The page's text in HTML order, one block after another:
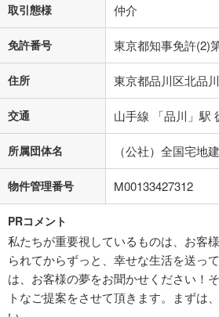
取引態様 仲介
免許番号 東京都知事免許(2)
住所 東京都品川区北品
交通 山手線 「品川」駅
所属団体名 （公社）全国宅地
物件管理番号 M00133427312
PRコメント
私たちが重要視しているものは、お客
られてからずっと、幸せな生活を送っ
は、お客様の夢をお聞かせください！
トなご提案をさせて頂きます。まずは